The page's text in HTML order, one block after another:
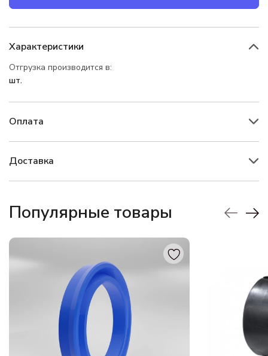
Характеристики
Отгрузка производится в:
шт.
Оплата
Доставка
Популярные товары